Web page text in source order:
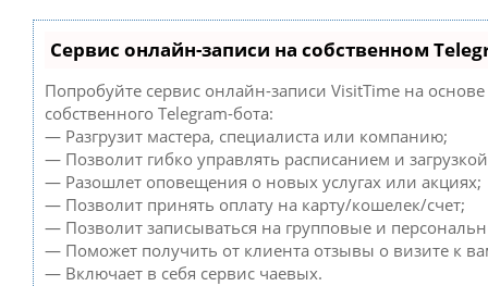
Сервис онлайн-записи на собственном
Попробуйте сервис онлайн-записи VisitTime на
собственного Telegram-бота:
— Разгрузит мастера, специалиста или компанию;
— Позволит гибко управлять расписанием и
— Разошлет оповещения о новых услугах или акциях;
— Позволит принять оплату на карту/кошелек/счет;
— Позволит записываться на групповые и
— Поможет получить от клиента отзывы о визите к
— Включает в себя сервис чаевых.